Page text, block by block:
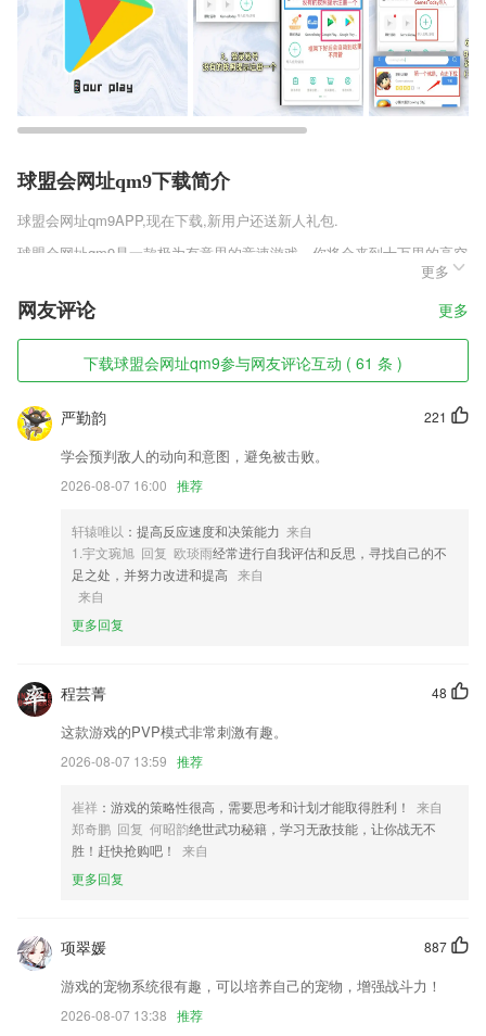
球盟会网址qm9下载简介
球盟会网址qm9APP,现在下载,新用户还送新人礼包.
球盟会网址qm9是一款极为有意思的竞速游戏，你将会来到十万里的高空
之中，享受那种前无仅有的快乐，在这个盘山旋转的空中车道上面，你可
以尽情去进行飞驰，不需要去担心任何复杂的情况，在这里你的速度达到
最极限即可，享受那种快感。
球盟会网址qm9软件特色
1,库存状况查看、统计库存可售金额、成本金额。每一笔业务都有出入库
记录，详细记录每一条库存变动明细。
2,畅享手机便捷服务提供在店点餐、外卖送餐等多种智能服务!
3,界面简单，操作方便，打开手机即可快速匹配家里的空调、电视，让您
体会到真正的方便。
4,使用智慧仓储司机版app!
5,bye、ftp、ftpcount、ftpshut、ftpwho、ncftp 等等。
6,【语音通过云计算快速成稿】
球盟会网址qm9软件优势
家庭提供系统的解决方案，助力孩子自动自发、独立正向成长。
2.帮孩子从小培养抽象思维、分解思维、归纳思维、算法思维、评估思维
在内的五大计算思维能力。
3.精选专题：课程、视频、作品等分类推荐，不一样的创意策划，一样的
不同凡想。
4.画面看起来也是很卡通的，尤其是特别适合儿童的使用。
5.笔记记录，各种笔记素材都可以直接记录，随时都可以去查看。
修复部分用户偶发会提示账号在其他地方登录的问题
我们优化了多项细节，希望为您提供更好的使用体验！
更多
网友评论 更多
下载球盟会网址qm9参与网友评论互动 ( 61 条 )
221
严勤韵
学会预判敌人的动向和意图，避免被击败。
2026-08-07 16:00 推荐
轩辕唯以 ：提高反应速度和决策能力 来自
1.宇文琬旭 回复 欧琰雨经常进行自我评估和反思，寻找自己的不
足之处，并努力改进和提高 来自
来自
更多回复
48
程芸菁
这款游戏的PVP模式非常刺激有趣。
2026-08-07 13:59 推荐
崔祥 ：游戏的策略性很高，需要思考和计划才能取得胜利！
来自
郑奇鹏 回复 何昭韵绝世武功秘籍，学习无敌技能，让你战无不
胜！赶快抢购吧！
来自
更多回复
887
项翠媛
游戏的宠物系统很有趣，可以培养自己的宠物，增强战斗力！
2026-08-07 13:38 推荐